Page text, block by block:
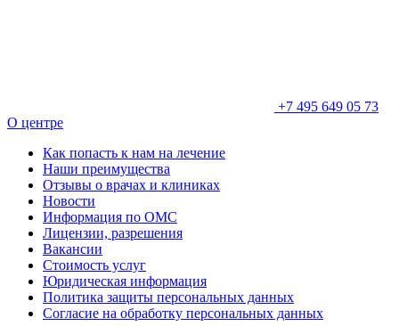
+7 495 649 05 73
О центре
Как попасть к нам на лечение
Наши преимущества
Отзывы о врачах и клиниках
Новости
Информация по ОМС
Лицензии, разрешения
Вакансии
Стоимость услуг
Юридическая информация
Политика защиты персональных данных
Согласие на обработку персональных данных